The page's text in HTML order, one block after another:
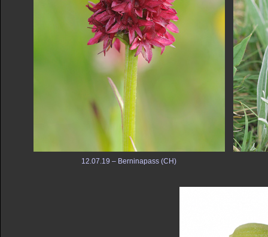
12.07.19 – Berninapass (CH)